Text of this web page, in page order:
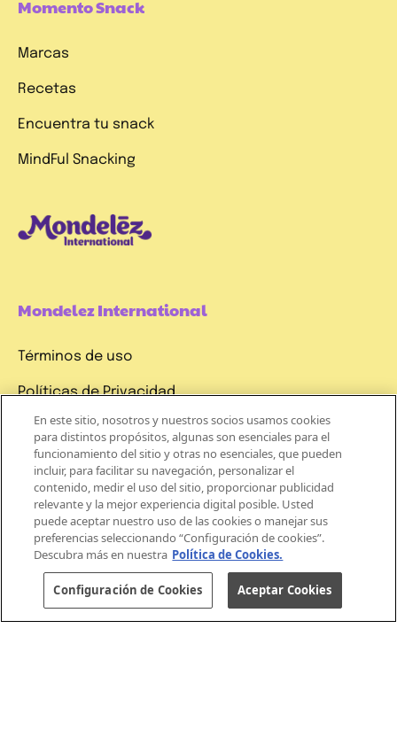
Momento Snack
Marcas
Recetas
Encuentra tu snack
MindFul Snacking
Mondelez International
Términos de uso
Políticas de Privacidad
Aviso de Cookie
EVITA SU CONSUMO.
Ministerio de Salud
En este sitio, nosotros y nuestros socios usamos cookies
para distintos propósitos, algunas son esenciales para el
funcionamiento del sitio y otras no esenciales, que pueden
incluir, para facilitar su navegación, personalizar el
contenido, medir el uso del sitio, proporcionar publicidad
relevante y la mejor experiencia digital posible. Usted
puede aceptar nuestro uso de las cookies o manejar sus
preferencias seleccionando “Configuración de cookies”.
Descubra más en nuestra Política de Cookies.
Configuración de Cookies Aceptar Cookies
¡REGÍSTRATE
A
NUESTRO
NEWSLETTER
ACCEDE
CONTENIDO